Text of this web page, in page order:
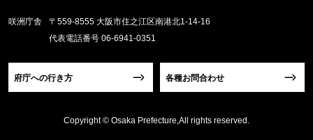
咲洲庁舎
〒559-8555 大阪市住之江区南港北1-14-16
代表電話番号 06-6941-0351
府庁への行き方 各種お問合わせ
Copyright © Osaka Prefecture,All rights reserved.